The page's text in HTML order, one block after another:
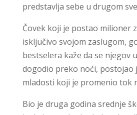
predstavlja sebe u drugom
Čovek koji je postao milioner
isključivo svojom zaslugom,
bestselera kaže da se njegov
dogodio preko noći, postojao
mladosti koji je promenio tok
Bio je druga godina srednje